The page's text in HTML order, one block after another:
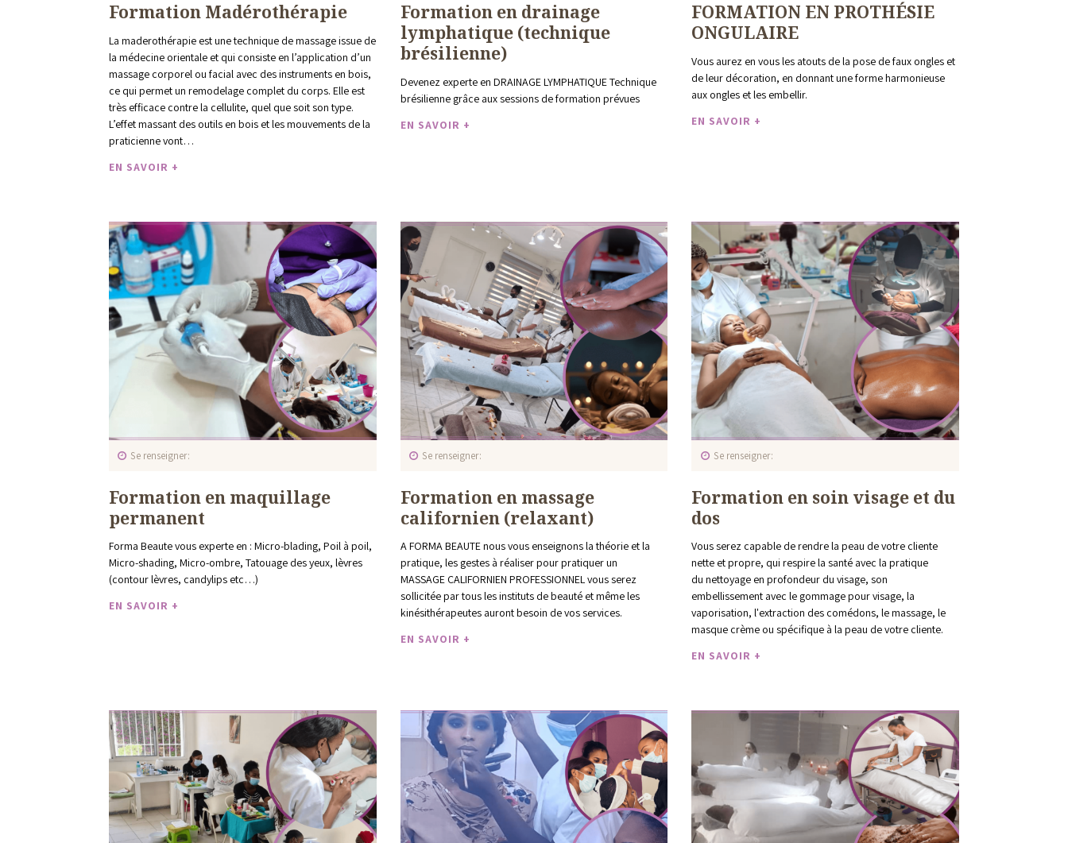
Formation Madérothérapie
La maderothérapie est une technique de massage issue de
la médecine orientale et qui consiste en l’application d’un
massage corporel ou facial avec des instruments en bois,
ce qui permet un remodelage complet du corps. Elle est
très efficace contre la cellulite, quel que soit son type.
L’effet massant des outils en bois et les mouvements de la
praticienne vont…
EN SAVOIR +
Formation en drainage
lymphatique (technique
brésilienne)
Devenez experte en DRAINAGE LYMPHATIQUE Technique
brésilienne grâce aux sessions de formation prévues
EN SAVOIR +
FORMATION EN PROTHÉSIE
ONGULAIRE
Vous aurez en vous les atouts de la pose de faux ongles et
de leur décoration, en donnant une forme harmonieuse
aux ongles et les embellir.
EN SAVOIR +
Se renseigner
Formation en maquillage
permanent
Forma Beaute vous experte en : Micro-blading, Poil à poil,
Micro-shading, Micro-ombre, Tatouage des yeux, lèvres
(contour lèvres, candylips etc…)
EN SAVOIR +
Se renseigner
Formation en massage
californien (relaxant)
A FORMA BEAUTE nous vous enseignons la théorie et la
pratique, les gestes à réaliser pour pratiquer un
MASSAGE CALIFORNIEN PROFESSIONNEL vous serez
sollicitée par tous les instituts de beauté et même les
kinésithérapeutes auront besoin de vos services.
EN SAVOIR +
Se renseigner
Formation en soin visage et du
dos
Vous serez capable de rendre la peau de votre cliente
nette et propre, qui respire la santé avec la pratique
du nettoyage en profondeur du visage, son
embellissement avec le gommage pour visage, la
vaporisation, l'extraction des comédons, le massage, le
masque crème ou spécifique à la peau de votre cliente.
EN SAVOIR +